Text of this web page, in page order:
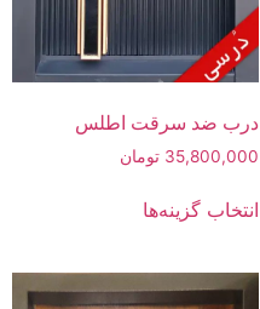
درب ضد سرقت اطلس
35,800,000 تومان
انتخاب گزینه‌ها